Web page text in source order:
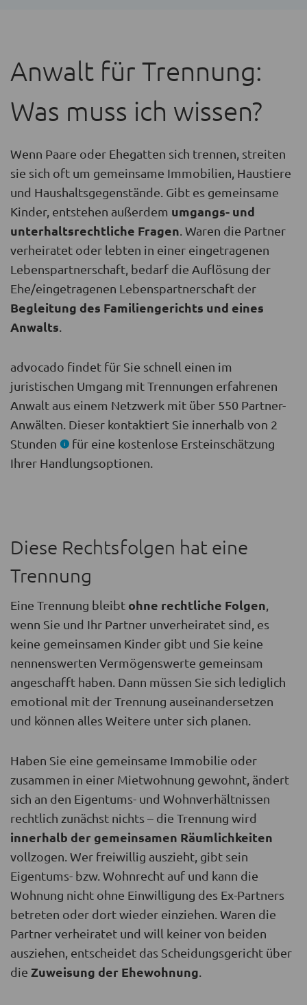
Anwalt für Trennung:
Was muss ich wissen?
Wenn Paare oder Ehegatten sich trennen, streiten
sie sich oft um gemeinsame Immobilien, Haustiere
und Haushaltsgegenstände. Gibt es gemeinsame
Kinder, entstehen außerdem umgangs- und
unterhaltsrechtliche Fragen . Waren die Partner
verheiratet oder lebten in einer eingetragenen
Lebenspartnerschaft, bedarf die Auflösung der
Ehe/eingetragenen Lebenspartnerschaft der
Begleitung des Familiengerichts und eines
Anwalts
advocado findet für Sie schnell einen im
juristischen Umgang mit Trennungen erfahrenen
Anwalt aus einem Netzwerk mit über 550 Partner-
Anwälten. Dieser kontaktiert Sie innerhalb von 2
Stunden
für eine kostenlose Ersteinschätzung
Ihrer Handlungsoptionen.
Diese Rechtsfolgen hat eine
Trennung
Eine Trennung bleibt ohne rechtliche Folgen,
wenn Sie und Ihr Partner unverheiratet sind, es
keine gemeinsamen Kinder gibt und Sie keine
nennenswerten Vermögenswerte gemeinsam
angeschafft haben. Dann müssen Sie sich lediglich
emotional mit der Trennung auseinandersetzen
und können alles Weitere unter sich planen.
Haben Sie eine gemeinsame Immobilie oder
zusammen in einer Mietwohnung gewohnt, ändert
sich an den Eigentums- und Wohnverhältnissen
rechtlich zunächst nichts – die Trennung wird
innerhalb der gemeinsamen Räumlichkeiten
vollzogen. Wer freiwillig auszieht, gibt sein
Eigentums- bzw. Wohnrecht auf und kann die
Wohnung nicht ohne Einwilligung des Ex-Partners
betreten oder dort wieder einziehen. Waren die
Partner verheiratet und will keiner von beiden
ausziehen, entscheidet das Scheidungsgericht über
die Zuweisung der Ehewohnung.